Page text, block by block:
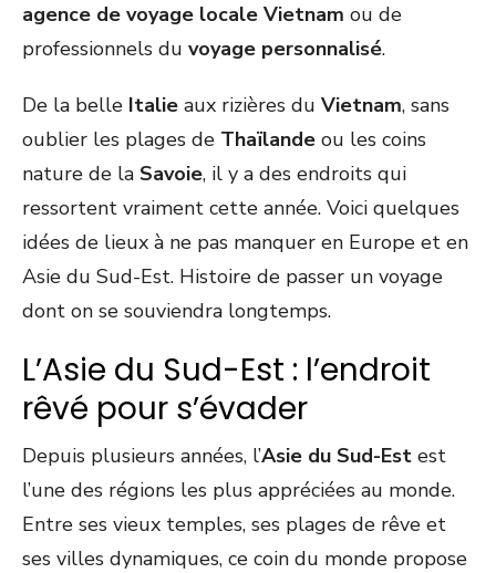
agence de voyage locale Vietnam ou de
professionnels du voyage personnalisé.
De la belle Italie aux rizières du Vietnam, sans
oublier les plages de Thaïlande ou les coins
nature de la Savoie, il y a des endroits qui
ressortent vraiment cette année. Voici quelques
idées de lieux à ne pas manquer en Europe et en
Asie du Sud-Est. Histoire de passer un voyage
dont on se souviendra longtemps.
L’Asie du Sud-Est : l’endroit
rêvé pour s’évader
Depuis plusieurs années, l’Asie du Sud-Est est
l’une des régions les plus appréciées au monde.
Entre ses vieux temples, ses plages de rêve et
ses villes dynamiques, ce coin du monde propose